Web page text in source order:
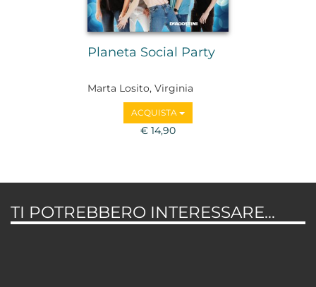
Planeta Social Party
Marta Losito, Virginia
Montemaggi, Valerio
Mazzei, Alessandro Montesi,
Sespo, Gianmarco Zagato
ACQUISTA
€ 14,90
TI POTREBBERO INTERESSARE...